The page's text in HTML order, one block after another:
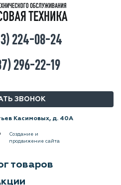
224-08-24
296-22-19
ЗВОНОК
Касимовых, д. 40А
Создание и
продвижение сайта
товаров